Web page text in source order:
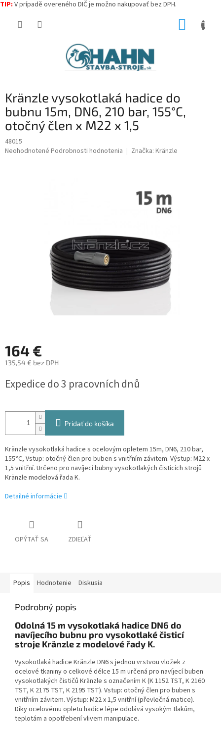
TIP: V prípadě overeného DIČ je možno nakupovať bez DPH.
Kränzle vysokotlaká hadice do
bubnu 15m, DN6, 210 bar, 155°C,
otočný člen x M22 x 1,5
48015
Priemerné
Neohodnotené Podrobnosti hodnotenia Značka: Kränzle
164 €
135,54 € bez DPH
cena:
Expedice do 3 pracovních dnů
Pridať do košíka
Kränzle vysokotlaká hadice s ocelovým opletem 15m, DN6, 210 bar,
155°C, Vstup: otočný člen pro buben s vnitřním závitem. Výstup: M22 x
1,5 vnitřní. Určeno pro navíjecí bubny vysokotlakých čisticích strojů
Kränzle modelová řada K.
Detailné informácie
OPÝTAŤ SA ZDIEĽAŤ
Popis Hodnotenie Diskusia
Podrobný popis
Odolná 15 m vysokotlaká hadice DN6 do
navíjecího bubnu pro vysokotlaké čisticí
stroje Kränzle z modelové řady K.
Vysokotlaká hadice Kränzle DN6 s jednou vrstvou vložek z
ocelové tkaniny o celkové délce 15 m určená pro navíjecí buben
vysokotlakých čističů Kränzle s označením K(K 1152 TST, K 2160
TST, K 2175 TST, K 2195 TST). Vstup: otočný člen pro buben s
vnitřním závitem. Výstup: M22 x 1,5 vnitřní (převlečná matice).
Díky ocelovému opletu hadice lépe odolává vysokým tlakům,
teplotám a opotřebení vlivem manipulace.